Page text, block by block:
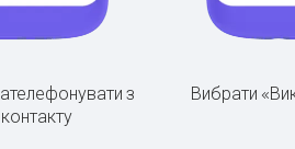
з
Вибрати